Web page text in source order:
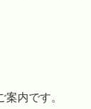
案内です。